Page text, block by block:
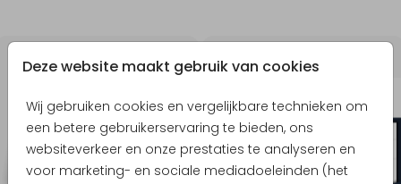
Deze website maakt gebruik van cookies
Wij gebruiken cookies en vergelijkbare technieken om
een betere gebruikerservaring te bieden, ons
websiteverkeer en onze prestaties te analyseren en
voor marketing- en sociale mediadoeleinden (het
TREND | POCKETFOLD TREND | POCKETFOLD